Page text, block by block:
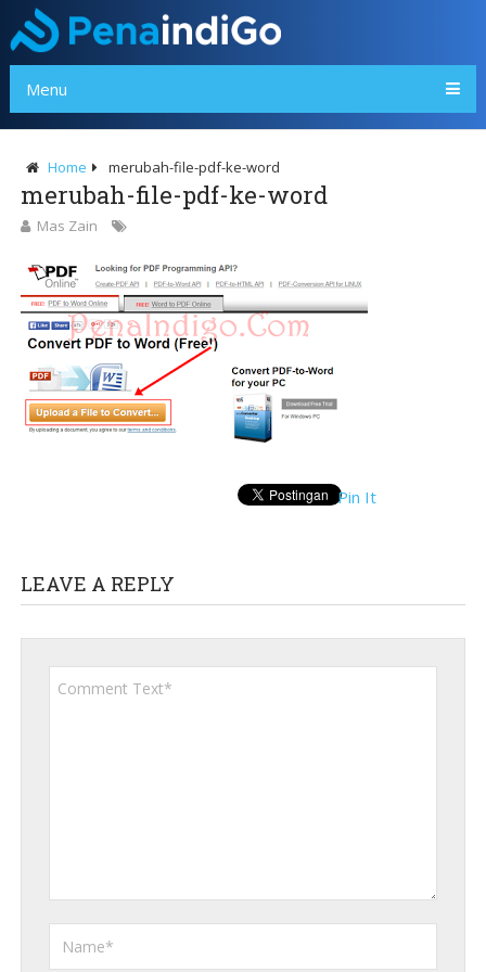
Menu
Home merubah-file-pdf-ke-word
merubah-file-pdf-ke-word
Mas Zain
Pin It
LEAVE A REPLY